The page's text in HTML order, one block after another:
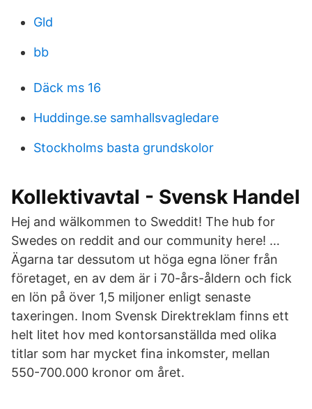
Gld
bb
Däck ms 16
Huddinge.se samhallsvagledare
Stockholms basta grundskolor
Kollektivavtal - Svensk Handel
Hej and wälkommen to Sweddit! The hub for
Swedes on reddit and our community here! …
Ägarna tar dessutom ut höga egna löner från
företaget, en av dem är i 70-års-åldern och fick
en lön på över 1,5 miljoner enligt senaste
taxeringen. Inom Svensk Direktreklam finns ett
helt litet hov med kontorsanställda med olika
titlar som har mycket fina inkomster, mellan
550-700.000 kronor om året.